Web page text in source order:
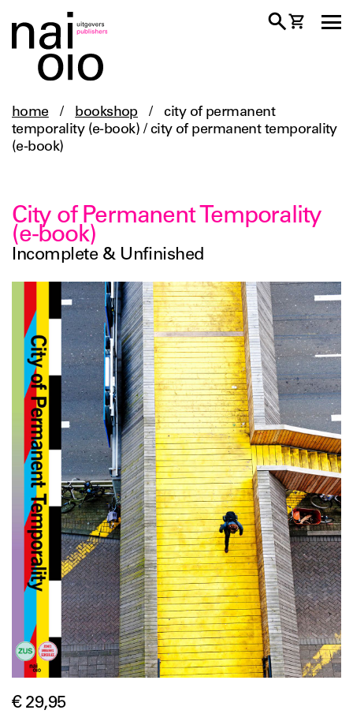
home / bookshop /
city of permanent
temporality (e-book) / city of permanent temporality
(e-book)
City of Permanent Temporality
(e-book)
Incomplete & Unfinished
€ 29,95